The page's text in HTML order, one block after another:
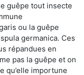
guêpe tout insecte
ou la guêpe
germanica. Ces
répandues en
pas la guêpe et on
qu’elle importune